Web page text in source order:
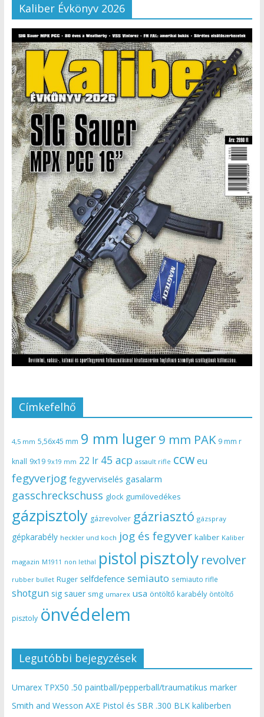
Kaliber Évkönyv 2026
Címkefelhő
4,5 mm 5,56x45 mm 9 mm luger9 mm PAK 9 mm r
knall 9x19 9x19 mm 22 lr 45 acp assault rifle ccw eu
fegyverjog fegyverviselés gasalarm
gasschreckschuss glock gumilövedékes
gázpisztoly gázrevolver gázriasztó gázspray
gépkarabély heckler und koch jog és fegyver kaliber Kaliber
magazin M1911 non lethal pistol pisztoly revolver
rubber bullet Ruger selfdefence semiauto semiauto rifle
shotgun sig sauer smg umarex usa öntöltő karabély öntöltő
pisztoly önvédelem
Legutóbbi bejegyzések
Umarex TPX50 .50 paintball/pepperball/traumatikus marker
Smith and Wesson AXE Pistol és SBR .300 BLK kaliberben